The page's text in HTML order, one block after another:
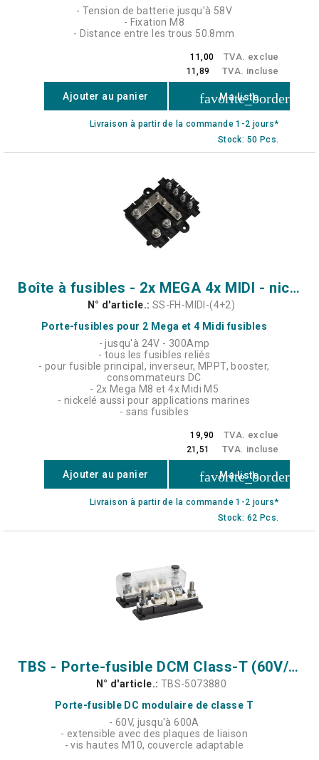
- Tension de batterie jusqu'à 58V
- Fixation M8
- Distance entre les trous 50.8mm
11,00 TVA. exclue
11,89 TVA. incluse
Ajouter au panier favorite_border
Ma liste
Livraison à partir de la commande 1-2 jours*
Stock: 50 Pcs.
Boîte à fusibles - 2x MEGA 4x MIDI - nickelé
N° d'article.: SS-FH-MIDI-(4+2)
Porte-fusibles pour 2 Mega et 4 Midi fusibles
- jusqu'à 24V - 300Amp
- tous les fusibles reliés
- pour fusible principal, inverseur, MPPT, booster,
consommateurs DC
- 2x Mega M8 et 4x Midi M5
- nickelé aussi pour applications marines
- sans fusibles
19,90 TVA. exclue
21,51 TVA. incluse
Ajouter au panier favorite_border
Ma liste
Livraison à partir de la commande 1-2 jours*
Stock: 62 Pcs.
TBS - Porte-fusible DCM Class-T (60V/600A) M10
N° d'article.: TBS-5073880
Porte-fusible DC modulaire de classe T
- 60V, jusqu'à 600A
- extensible avec des plaques de liaison
- vis hautes M10, couvercle adaptable